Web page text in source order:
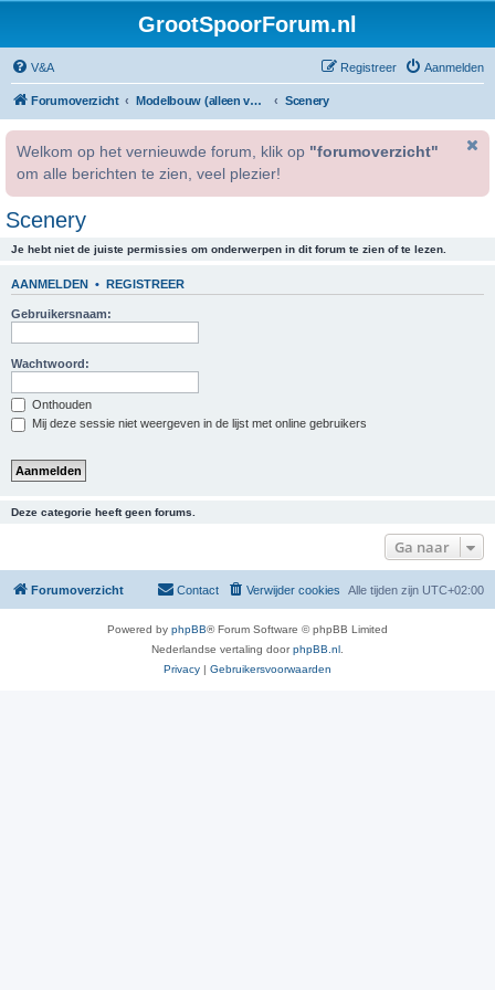
GrootSpoorForum.nl
V&A Aanmelden
Registreer
Forumoverzicht Modelbouw (alleen voor geregistreerde gebruikers). Scenery
Welkom op het vernieuwde forum, klik op "forumoverzicht"
om alle berichten te zien, veel plezier!
Scenery
Je hebt niet de juiste permissies om onderwerpen in dit forum te zien of te lezen.
AANMELDEN • REGISTREER
Gebruikersnaam:
Wachtwoord:
Onthouden
Mij deze sessie niet weergeven in de lijst met online gebruikers
Deze categorie heeft geen forums.
Ga naar
Forumoverzicht Alle tijden zijn UTC+02:00
Verwijder cookies
Contact
Powered by phpBB® Forum Software © phpBB Limited
Nederlandse vertaling doorphpBB.nl
Privacy | Gebruikersvoorwaarden